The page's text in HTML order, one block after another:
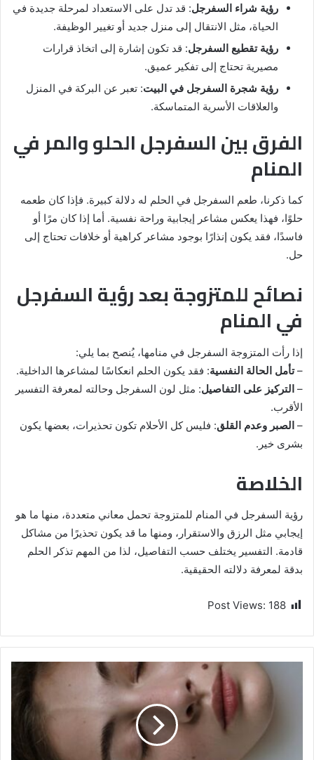
رؤية شراء السفرجل: قد تدل على الاستعداد لمرحلة جديدة في
الحياة، مثل الانتقال إلى منزل جديد أو تغيير الوظيفة.
رؤية تقطيع السفرجل: قد تكون إشارة إلى اتخاذ قرارات
مصيرية تحتاج إلى تفكير عميق.
رؤية شجرة السفرجل في البيت: تعبر عن البركة في المنزل
والعلاقات الأسرية المتماسكة.
الفرق بين السفرجل الحلو والمر في
المنام
كما ذكرنا، طعم السفرجل في الحلم له دلالة كبيرة. فإذا كان طعمه
حلوًا، فهذا يعكس مشاعر إيجابية وراحة نفسية. أما إذا كان مرًا أو
فاسدًا، فقد يكون إنذارًا بوجود مشاعر كراهية أو خلافات تحتاج إلى
حل.
نصائح للمتزوجة بعد رؤية السفرجل
في المنام
إذا رأت المتزوجة السفرجل في منامها، يُنصح بما يلي:
–تأمل الحالة النفسية: فقد يكون الحلم انعكاسًا لمشاعرها الداخلية.
– التركيز على التفاصيل: مثل لون السفرجل وحالته لمعرفة التفسير
الأقرب.
– الصبر وعدم القلق: فليس كل الأحلام تكون تحذيرات، بعضها يكون
بشرى خير.
الخلاصة
رؤية السفرجل في المنام للمتزوجة تحمل معاني متعددة، منها ما هو
إيجابي مثل الرزق والاستقرار، ومنها ما قد يكون تحذيرًا من مشاكل
قادمة. التفسير يختلف حسب التفاصيل، لذا من المهم تذكر الحلم
بدقة لمعرفة دلالته الحقيقية.
Post Views: 188